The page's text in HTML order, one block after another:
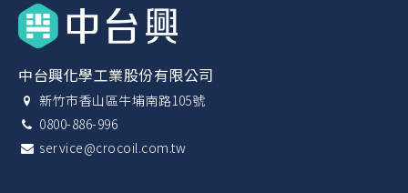
中台興化學工業股份有限公司
新竹市香山區牛埔南路105號
0800-886-996
service@crocoil.com.tw